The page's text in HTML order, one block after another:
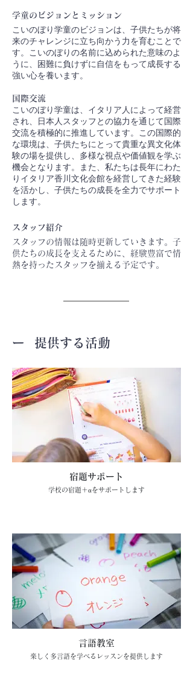
学童のビジョンとミッション
こいのぼり学童のビジョンは、子供たちが将
来のチャレンジに立ち向かう力を育むことで
す。こいのぼりの名前に込められた意味のよ
うに、困難に負けずに自信をもって成長する
強い心を養います。
国際交流
こいのぼり学童は、イタリア人によって経営
され、日本人スタッフとの協力を通じて国際
交流を積極的に推進しています。この国際的
な環境は、子供たちにとって貴重な異文化体
験の場を提供し、多様な視点や価値観を学ぶ
機会となります。また、私たちは長年にわた
りイタリア香川文化会館を経営してきた経験
を活かし、子供たちの成長を全力でサポート
します。
スタッフ紹介
スタッフの情報は随時更新していきます。子
供たちの成長を支えるために、経験豊富で情
熱を持ったスタッフを揃える予定です。
​ー 提供する活動
宿題サポート
学校の宿題＋αをサポートします
言語教室
楽しく多言語を学べるレッスンを提供します